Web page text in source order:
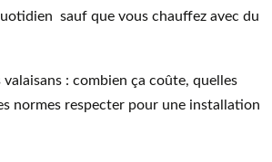
sauf que vous chauffez avec du
: combien ça coûte, quelles
normes respecter pour une installation